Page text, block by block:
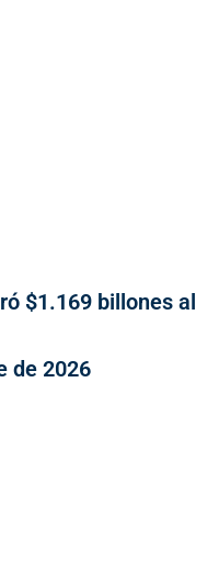
$1.169 billones al
de 2026